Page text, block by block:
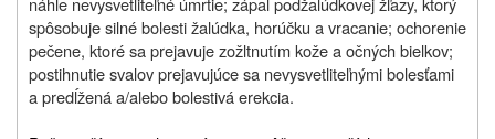
spôsobuje silné bolesti žalúdka, horúčku a vracanie; ochorenie
pečene, ktoré sa prejavuje zožltnutím kože a očných bielkov;
postihnutie svalov prejavujúce sa nevysvetliteľnými bolesťami
a predĺžená a/alebo bolestivá erekcia.